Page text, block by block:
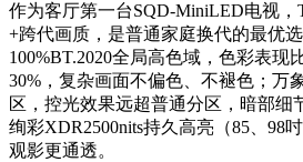
作为客厅第一台SQD-MiniLED电视，
+跨代画质，是普通家庭换代的最优
100%BT.2020全局高色域，色彩表现
30%，复杂画面不偏色、不褪色；万
区，控光效果远超普通分区，暗部细
绚彩XDR2500nits持久高亮（85、98
观影更通透。